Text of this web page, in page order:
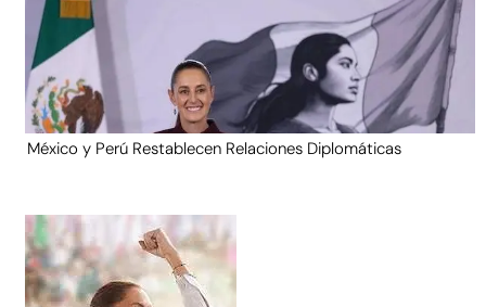
México y Perú Restablecen Relaciones Diplomáticas